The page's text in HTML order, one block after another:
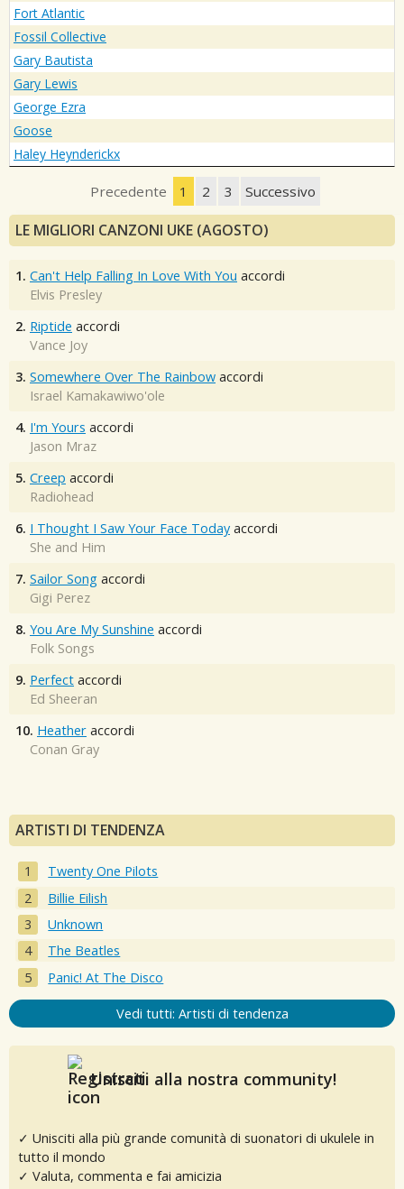
Fort Atlantic
Fossil Collective
Gary Bautista
Gary Lewis
George Ezra
Goose
Haley Heynderickx
Precedente 1 2 3 Successivo
LE MIGLIORI CANZONI UKE (AGOSTO)
1. Can't Help Falling In Love With You accordi
Elvis Presley
2. Riptide accordi
Vance Joy
3. Somewhere Over The Rainbow accordi
Israel Kamakawiwo'ole
4. I'm Yours accordi
Jason Mraz
5. Creep accordi
Radiohead
6. I Thought I Saw Your Face Today accordi
She and Him
7. Sailor Song accordi
Gigi Perez
8. You Are My Sunshine accordi
Folk Songs
9. Perfect accordi
Ed Sheeran
10. Heather accordi
Conan Gray
ARTISTI DI TENDENZA
Twenty One Pilots
Billie Eilish
Unknown
The Beatles
Panic! At The Disco
Vedi tutti: Artisti di tendenza
Unisciti alla nostra community!
✓ Unisciti alla più grande comunità di suonatori di ukulele in
tutto il mondo
✓ Valuta, commenta e fai amicizia